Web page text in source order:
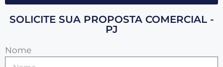
SOLICITE SUA PROPOSTA COMERCIAL -
PJ
Nome